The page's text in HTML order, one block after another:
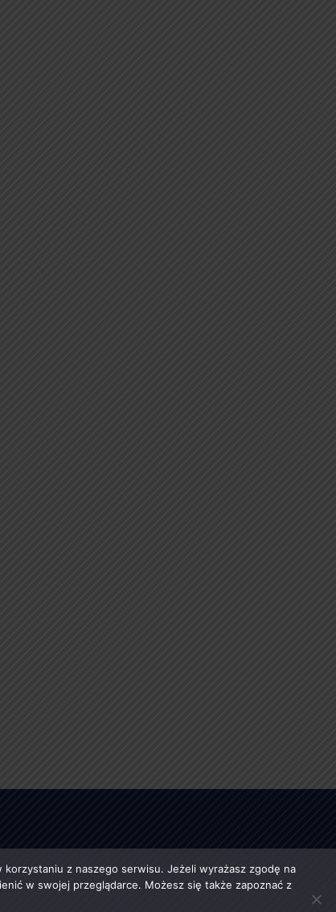
z naszego serwisu. Jeżeli wyrażasz zgodę na
w swojej przeglądarce. Możesz się także zapoznać z